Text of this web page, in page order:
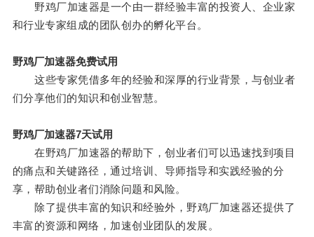
野鸡厂加速器是一个由一群经验丰富的投资人、企业家
和行业专家组成的团队创办的孵化平台。
野鸡厂加速器免费试用
这些专家凭借多年的经验和深厚的行业背景，与创业者
们分享他们的知识和创业智慧。
野鸡厂加速器7天试用
在野鸡厂加速器的帮助下，创业者们可以迅速找到项目
的痛点和关键路径，通过培训、导师指导和实践经验的分
享，帮助创业者们消除问题和风险。
除了提供丰富的知识和经验外，野鸡厂加速器还提供了
丰富的资源和网络，加速创业团队的发展。